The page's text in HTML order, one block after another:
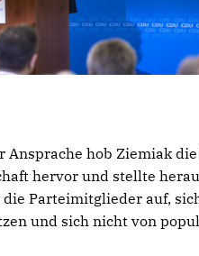
Ansprache hob Ziemiak
hervor und stellte
Parteimitglieder auf,
und sich nicht von